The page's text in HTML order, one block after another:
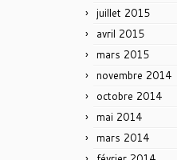
juillet 2015
avril 2015
mars 2015
novembre 2014
octobre 2014
mai 2014
mars 2014